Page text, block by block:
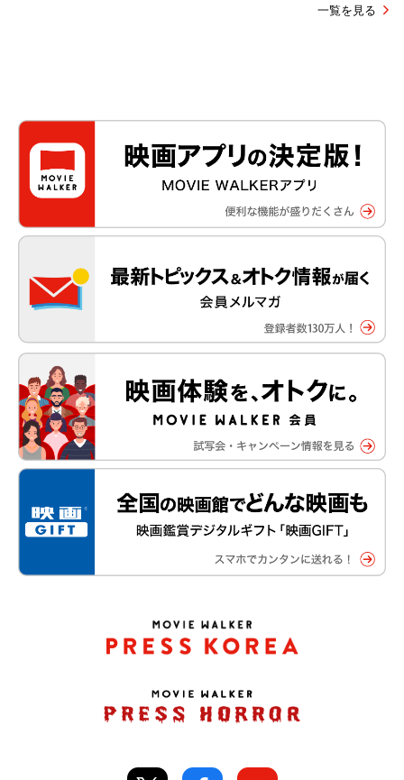
一覧を見る